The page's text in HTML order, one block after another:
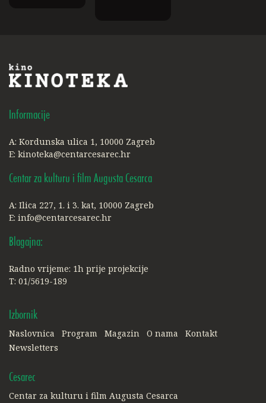
Informacije
A: Kordunska ulica 1, 10000 Zagreb
E: kinoteka@centarcesarec.hr
Centar za kulturu i film Augusta Cesarca
A: Ilica 227, 1. i 3. kat, 10000 Zagreb
E: info@centarcesarec.hr
Blagajna:
Radno vrijeme: 1h prije projekcije
T: 01/5619-189
Izbornik
Naslovnica Program Magazin O nama
Kontakt
Newsletters
Cesarec
Centar za kulturu i film Augusta Cesarca